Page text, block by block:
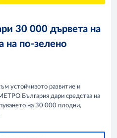
30 000 дървета на
на по-зелено
устойчивото развитие и
България дари средства на
на 30 000 плодни,